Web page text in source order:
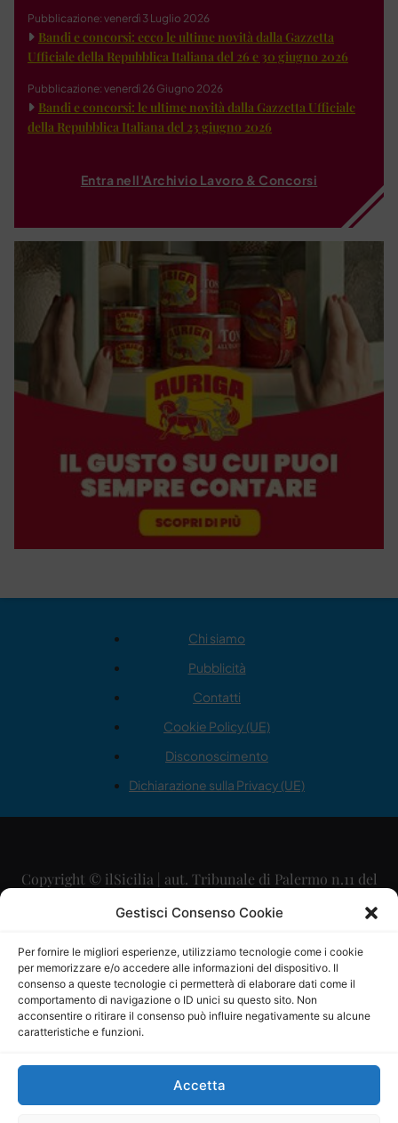
Gestisci Consenso Cookie
Per fornire le migliori esperienze, utilizziamo tecnologie come i cookie
per memorizzare e/o accedere alle informazioni del dispositivo. Il
consenso a queste tecnologie ci permetterà di elaborare dati come il
comportamento di navigazione o ID unici su questo sito. Non
acconsentire o ritirare il consenso può influire negativamente su alcune
caratteristiche e funzioni.
Accetta
Pubblicazione: venerdì 3 Luglio 2026
Bandi e concorsi: ecco le ultime novità dalla Gazzetta
Ufficiale della Repubblica Italiana del 26 e 30 giugno 2026
Pubblicazione: venerdì 26 Giugno 2026
Bandi e concorsi: le ultime novità dalla Gazzetta Ufficiale
della Repubblica Italiana del 23 giugno 2026
Entra nell'Archivio Lavoro & Concorsi
Chi siamo
Pubblicità
Contatti
Cookie Policy (UE)
Disconoscimento
Dichiarazione sulla Privacy (UE)
Copyright © ilSicilia | aut. Tribunale di Palermo n.11 del
29/09/2015
Direttore Editoriale: Maurizio Scaglione
Direttore Responsabile: Maria Calabrese
P.IVA: 06334930820
Mercurio Comunicazione Società Cooperativa a r.l. è